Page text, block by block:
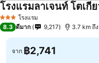
3 ดาว โรงแรม
โรงแรมลาเจนท์ โตเกีย
8.3 ดีมาก 9,217 3.7 km ถึ
จาก ฿2,741